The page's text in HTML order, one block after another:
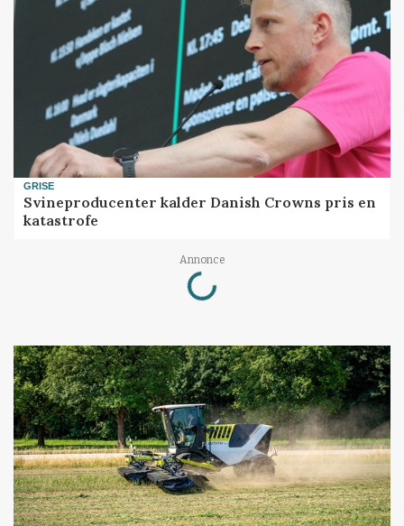
GRISE
Svineproducenter kalder Danish Crowns pris en
katastrofe
Annonce
Loading...